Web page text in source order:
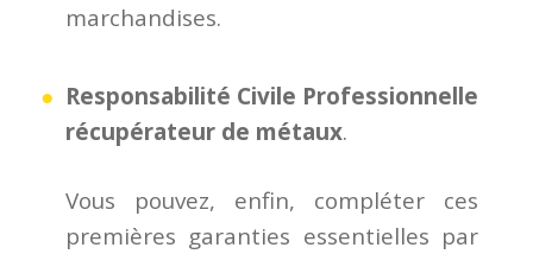
marchandises.
Responsabilité Civile Professionnelle
récupérateur de métaux.
Vous pouvez, enfin, compléter ces
premières garanties essentielles par